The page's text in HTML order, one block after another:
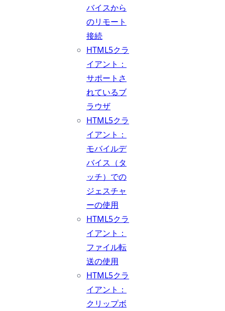
バイスから
のリモート
接続
HTML5クラ
イアント：
サポートさ
れているブ
ラウザ
HTML5クラ
イアント：
モバイルデ
バイス（タ
ッチ）での
ジェスチャ
ーの使用
HTML5クラ
イアント：
ファイル転
送の使用
HTML5クラ
イアント：
クリップボ